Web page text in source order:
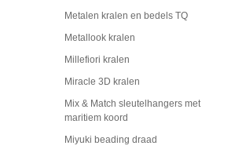
Metalen kralen en bedels TQ
Metallook kralen
Millefiori kralen
Miracle 3D kralen
Mix & Match sleutelhangers met
maritiem koord
Miyuki beading draad